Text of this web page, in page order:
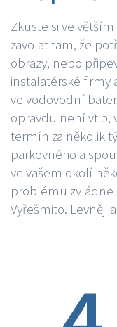
Zkuste si ve
zavolat tam, že
obrazy, nebo
instalatérské firmy
ve vodovodní
opravdu není vtip,
termín za několik
parkovného a
ve vašem okolí
problému zvládne
Vyřešmito. Levněji